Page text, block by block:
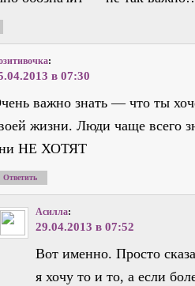
:
в 07:30
важно знать — что ты
жизни. Люди чаще всего
НЕ ХОТЯТ
Ответить
Асилла:
29.04.2013 в 07:52
Вот именно. Просто
я хочу то и то, а если